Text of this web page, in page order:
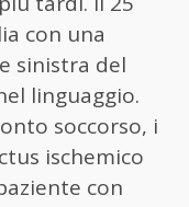
con una
sinistra del
linguaggio.
soccorso, i
ischemico
con